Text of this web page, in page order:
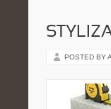
POSTED BY